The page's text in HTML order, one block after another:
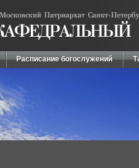
Расписание богослужений